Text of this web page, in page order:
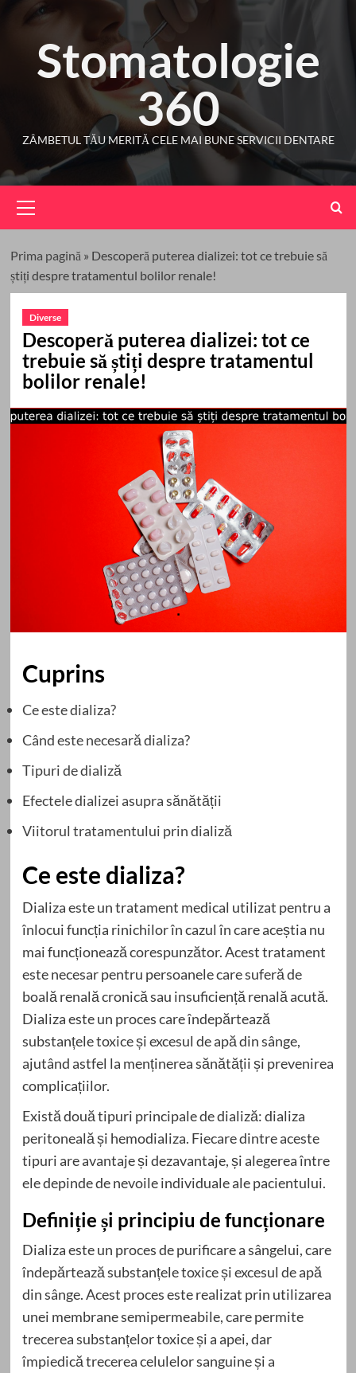
contentStomatologie
360
ZÂMBETUL TĂU MERITĂ CELE MAI BUNE SERVICII DENTARE
Menu
Prima pagină » Descoperă puterea dializei: tot ce trebuie să
știți despre tratamentul bolilor renale!
Diverse
Descoperă puterea dializei: tot ce
trebuie să știți despre tratamentul
bolilor renale!
Cuprins
Ce este dializa?
Când este necesară dializa?
Tipuri de dializă
Efectele dializei asupra sănătății
Viitorul tratamentului prin dializă
Ce este dializa?
Dializa este un tratament medical utilizat pentru a
înlocui funcția rinichilor în cazul în care aceștia nu
mai funcționează corespunzător. Acest tratament
este necesar pentru persoanele care suferă de
boală renală cronică sau insuficiență renală acută.
Dializa este un proces care îndepărtează
substanțele toxice și excesul de apă din sânge,
ajutând astfel la menținerea sănătății și prevenirea
complicațiilor.
Există două tipuri principale de dializă: dializa
peritoneală și hemodializa. Fiecare dintre aceste
tipuri are avantaje și dezavantaje, și alegerea între
ele depinde de nevoile individuale ale pacientului.
Definiție și principiu de funcționare
Dializa este un proces de purificare a sângelui, care
îndepărtează substanțele toxice și excesul de apă
din sânge. Acest proces este realizat prin utilizarea
unei membrane semipermeabile, care permite
trecerea substanțelor toxice și a apei, dar
împiedică trecerea celulelor sanguine și a